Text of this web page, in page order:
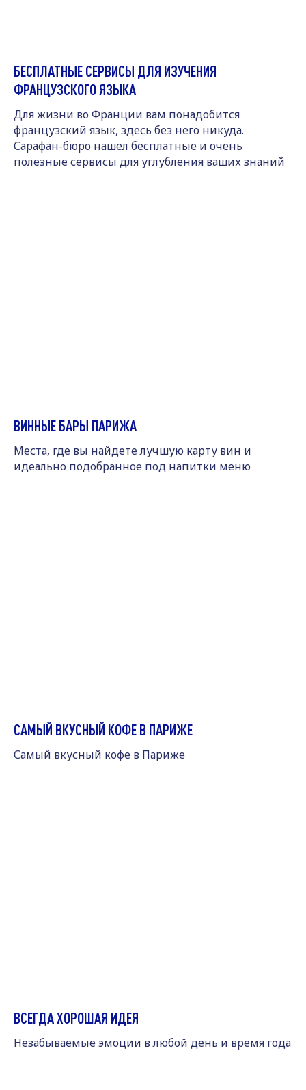
БЕСПЛАТНЫЕ СЕРВИСЫ ДЛЯ ИЗУЧЕНИЯ
ФРАНЦУЗСКОГО ЯЗЫКА
Для жизни во Франции вам понадобится
французский язык, здесь без него никуда.
Сарафан-бюро нашел бесплатные и очень
полезные сервисы для углубления ваших знаний
ВИННЫЕ БАРЫ ПАРИЖА
Места, где вы найдете лучшую карту вин и
идеально подобранное под напитки меню
САМЫЙ ВКУСНЫЙ КОФЕ В ПАРИЖЕ
Самый вкусный кофе в Париже
ВСЕГДА ХОРОШАЯ ИДЕЯ
Незабываемые эмоции в любой день и время года